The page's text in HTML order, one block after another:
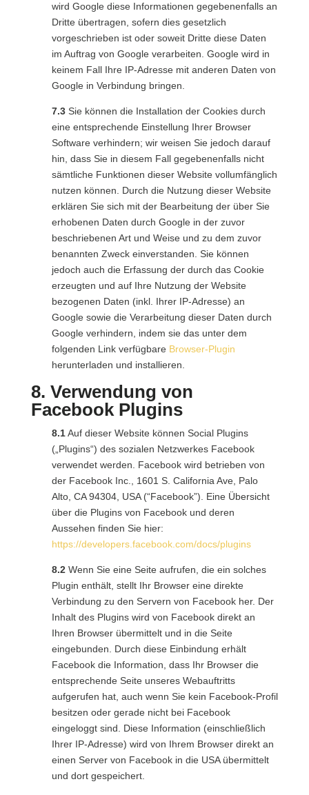
wird Google diese Informationen gegebenenfalls an
Dritte übertragen, sofern dies gesetzlich
vorgeschrieben ist oder soweit Dritte diese Daten
im Auftrag von Google verarbeiten. Google wird in
keinem Fall Ihre IP-Adresse mit anderen Daten von
Google in Verbindung bringen.
7.3Sie können die Installation der Cookies durch
eine entsprechende Einstellung Ihrer Browser
Software verhindern; wir weisen Sie jedoch darauf
hin, dass Sie in diesem Fall gegebenenfalls nicht
sämtliche Funktionen dieser Website vollumfänglich
nutzen können. Durch die Nutzung dieser Website
erklären Sie sich mit der Bearbeitung der über Sie
erhobenen Daten durch Google in der zuvor
beschriebenen Art und Weise und zu dem zuvor
benannten Zweck einverstanden. Sie können
jedoch auch die Erfassung der durch das Cookie
erzeugten und auf Ihre Nutzung der Website
bezogenen Daten (inkl. Ihrer IP-Adresse) an
Google sowie die Verarbeitung dieser Daten durch
Google verhindern, indem sie das unter dem
folgenden Link verfügbare Browser-Plugin
herunterladen und installieren.
8. Verwendung von
Facebook Plugins
8.1Auf dieser Website können Social Plugins
(„Plugins“) des sozialen Netzwerkes Facebook
verwendet werden. Facebook wird betrieben von
der Facebook Inc., 1601 S. California Ave, Palo
Alto, CA 94304, USA (“Facebook”). Eine Übersicht
über die Plugins von Facebook und deren
Aussehen finden Sie hier:
https://developers.facebook.com/docs/plugins
8.2Wenn Sie eine Seite aufrufen, die ein solches
Plugin enthält, stellt Ihr Browser eine direkte
Verbindung zu den Servern von Facebook her. Der
Inhalt des Plugins wird von Facebook direkt an
Ihren Browser übermittelt und in die Seite
eingebunden. Durch diese Einbindung erhält
Facebook die Information, dass Ihr Browser die
entsprechende Seite unseres Webauftritts
aufgerufen hat, auch wenn Sie kein Facebook-Profil
besitzen oder gerade nicht bei Facebook
eingeloggt sind. Diese Information (einschließlich
Ihrer IP-Adresse) wird von Ihrem Browser direkt an
einen Server von Facebook in die USA übermittelt
und dort gespeichert.